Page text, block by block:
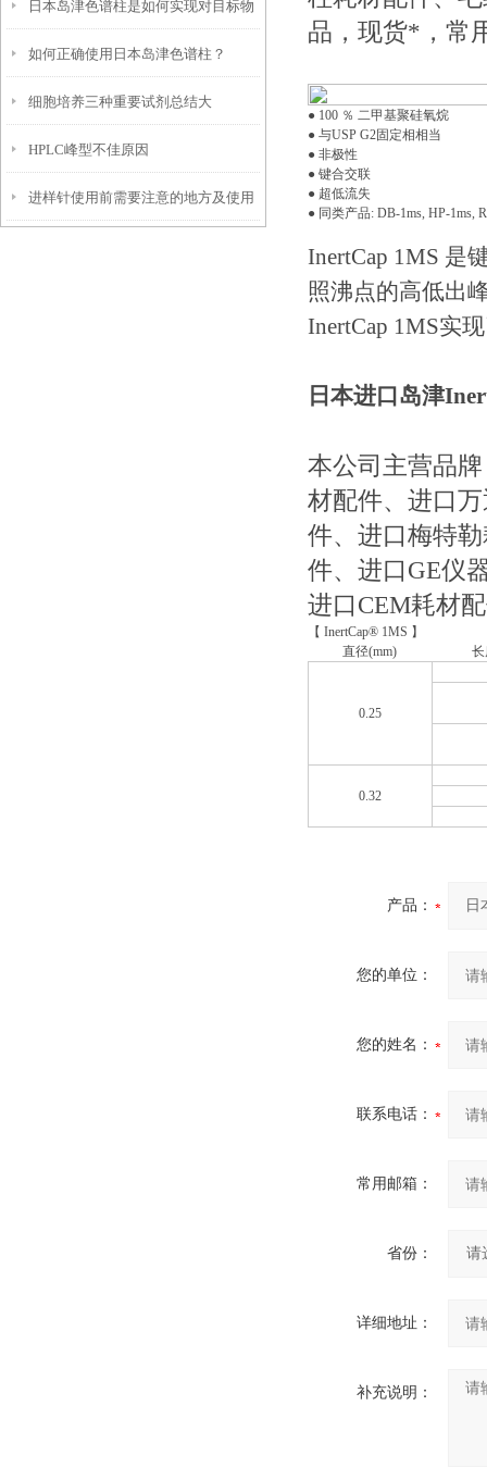
作用？
日本岛津色谱柱是如何实现对目标物
质的分离与纯化的？
如何正确使用日本岛津色谱柱？
细胞培养三种重要试剂总结大
全！！！
HPLC峰型不佳原因
进样针使用前需要注意的地方及使用
品，现货*，常
● 100 ％ 二甲基聚硅氧烷
● 与USP G2固定相相当
● 非极性
● 键合交联
● 超低流失
● 同类产品: DB-1ms, HP-1ms,
InertCap 1MS 是
照沸点的高低出
InertCap 1MS实
日本进口岛津
本公司主营品
材配件、进口
件、进口梅特
件、进口GE仪
进口CEM耗材
【 InertCap® 1MS 】
直径(mm)
长
0.25
0.32
产品：
您的单位：
您的姓名：
联系电话：
常用邮箱：
省份：
详细地址：
补充说明：